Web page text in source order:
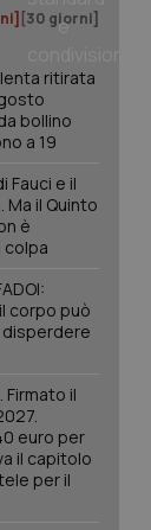
[30 giorni]
ritirata
bollino
a 19
Fauci e il
Ma il Quinto
è
colpa
corpo può
disperdere
Firmato il
euro per
il capitolo
per il